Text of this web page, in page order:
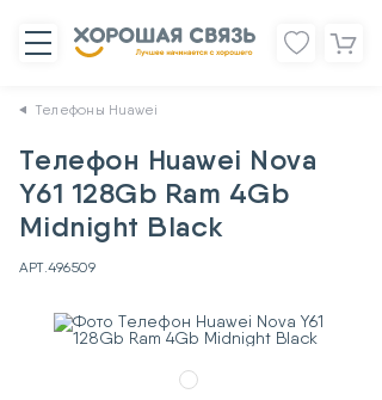
Телефоны Huawei
Телефон Huawei Nova
Y61 128Gb Ram 4Gb
Midnight Black
АРТ.496509